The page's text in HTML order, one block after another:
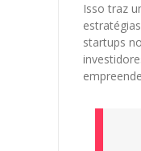
Isso traz
startups